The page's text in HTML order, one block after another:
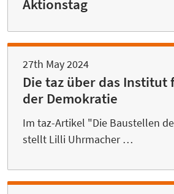
Aktionstag
27th May 2024
Die taz über das Institut
der Demokratie
Im taz-Artikel "Die Baustellen
stellt Lilli Uhrmacher …